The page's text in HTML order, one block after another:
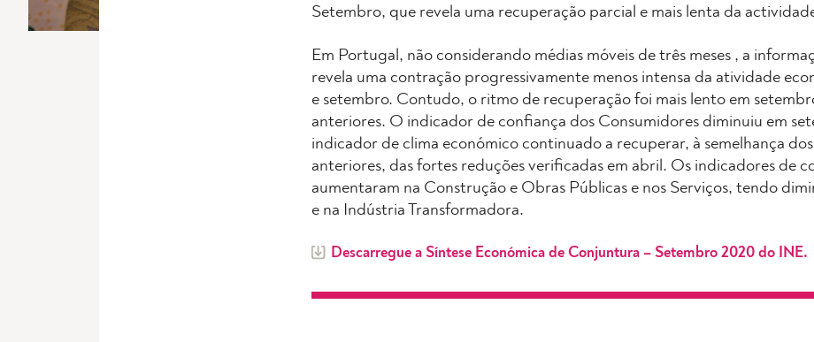
Setembro, que revela uma recuperação parcial e mais lenta da
Em Portugal, não considerando médias móveis de três meses , a
revela uma contração progressivamente menos intensa da atividade
e setembro. Contudo, o ritmo de recuperação foi mais lento em
anteriores. O indicador de confiança dos Consumidores diminuiu em
indicador de clima económico continuado a recuperar, à semelhança
anteriores, das fortes reduções verificadas em abril. Os indicadores de
aumentaram na Construção e Obras Públicas e nos Serviços, tendo
e na Indústria Transformadora.
Descarregue a Síntese Económica de Conjuntura – Setembro 2020 do INE.